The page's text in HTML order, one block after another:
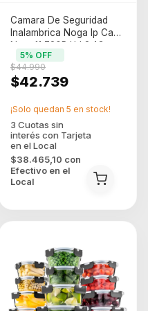
Camara De Seguridad
Inalambrica Noga Ip Cam
Nwg-11 720P Hd 2.4G
(Ngw-11)
$42.739
$44.990
5% OFF
$38.465,10 con
Efectivo en el
Local
¡Solo quedan 5 en stock!